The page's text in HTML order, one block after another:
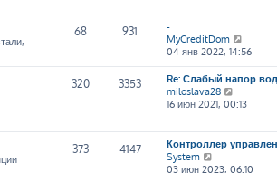
и
ю
у
о
о
б
щ
н
ю
д
н
е
м
у
с
о
б
щ
е
о
с
д
н
е
у
с
о
е
т
и
п
о
с
н
е
68 931
-
MyCreditDom
е
р
е
т
п
о
с
04 янв 2022, 14:56
320 3353
Re: Слабый напор
miloslava28
е
е
й
и
16 июн 2021, 00:13
373 4147
Контроллер
System
е
03 июн 2023, 06:10